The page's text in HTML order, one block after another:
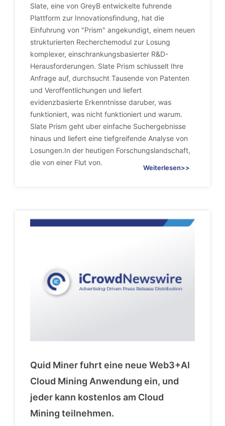
Slate, eine von GreyB entwickelte fuhrende
Plattform zur Innovationsfindung, hat die
Einfuhrung von "Prism" angekundigt, einem neuen
strukturierten Recherchemodul zur Losung
komplexer, einschrankungsbasierter R&D-
Herausforderungen. Slate Prism schlusselt Ihre
Anfrage auf, durchsucht Tausende von Patenten
und Veroffentlichungen und liefert
evidenzbasierte Erkenntnisse daruber, was
funktioniert, was nicht funktioniert und warum.
Slate Prism geht uber einfache Suchergebnisse
hinaus und liefert eine tiefgreifende Analyse von
Losungen.In der heutigen Forschungslandschaft,
die von einer Flut von.
Weiterlesen>>
Quid Miner fuhrt eine neue Web3+AI
Cloud Mining Anwendung ein, und
jeder kann kostenlos am Cloud
Mining teilnehmen.